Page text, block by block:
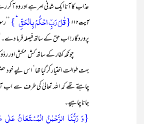
عذاب کا آنا ایک شدنی امر ہے اور وہ آ کر
آیت ۱۱۲ {قٰلَ رَبِّ احۡکُمۡ بِالۡحَقِّ ؕ}
پروردگار! اب حق کے ساتھ فیصلہ فرما دے۔‘‘
چونکہ کفار کے ساتھ کش مکش اور
بہت طوالت اختیار کر گیا تھا‘ اس لیے
چاہتے تھے کہ اللہ تعالیٰ کی طرف سے اب
جانا چاہیے۔
{وَ رَبُّنَا الرَّحۡمٰنُ الۡمُسۡتَعَانُ